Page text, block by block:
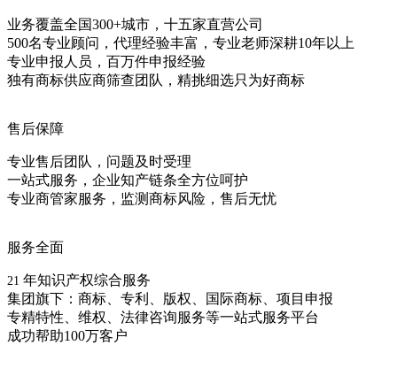
业务覆盖全国300+城市，十五家直营公司
500名专业顾问，代理经验丰富，专业老师深耕10年以上
专业申报人员，百万件申报经验
独有商标供应商筛查团队，精挑细选只为好商标
售后保障
专业售后团队，问题及时受理
一站式服务，企业知产链条全方位呵护
专业商管家服务，监测商标风险，售后无忧
服务全面
21 年知识产权综合服务
集团旗下：商标、专利、版权、国际商标、项目申报
专精特性、维权、法律咨询服务等一站式服务平台
成功帮助100万客户